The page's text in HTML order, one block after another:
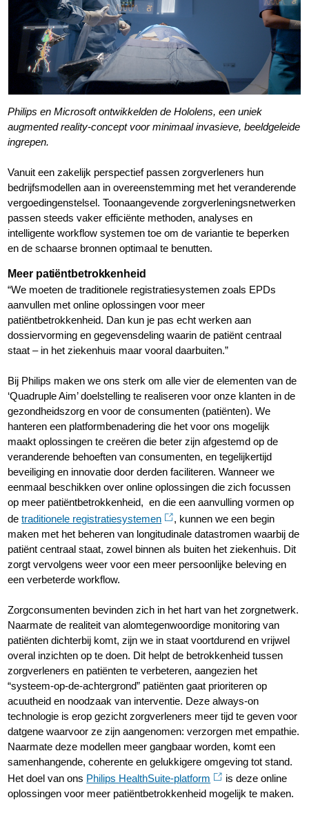
Philips en Microsoft ontwikkelden de Hololens, een uniek
augmented reality-concept voor minimaal invasieve, beeldgeleide
ingrepen.
Vanuit een zakelijk perspectief passen zorgverleners hun
bedrijfsmodellen aan in overeenstemming met het veranderende
vergoedingenstelsel. Toonaangevende zorgverleningsnetwerken
passen steeds vaker efficiënte methoden, analyses en
intelligente workflow systemen toe om de variantie te beperken
en de schaarse bronnen optimaal te benutten.
Meer patiëntbetrokkenheid
“We moeten de traditionele registratiesystemen zoals EPDs
aanvullen met online oplossingen voor meer
patiëntbetrokkenheid. Dan kun je pas echt werken aan
dossiervorming en gegevensdeling waarin de patiënt centraal
staat – in het ziekenhuis maar vooral daarbuiten.”
Bij Philips maken we ons sterk om alle vier de elementen van de
‘Quadruple Aim’ doelstelling te realiseren voor onze klanten in de
gezondheidszorg en voor de consumenten (patiënten). We
hanteren een platformbenadering die het voor ons mogelijk
maakt oplossingen te creëren die beter zijn afgestemd op de
veranderende behoeften van consumenten, en tegelijkertijd
beveiliging en innovatie door derden faciliteren. Wanneer we
eenmaal beschikken over online oplossingen die zich focussen
op meer patiëntbetrokkenheid, en die een aanvulling vormen op
detraditionele registratiesystemen
, kunnen we een begin
maken met het beheren van longitudinale datastromen waarbij de
patiënt centraal staat, zowel binnen als buiten het ziekenhuis. Dit
zorgt vervolgens weer voor een meer persoonlijke beleving en
een verbeterde workflow.
Zorgconsumenten bevinden zich in het hart van het zorgnetwerk.
Naarmate de realiteit van alomtegenwoordige monitoring van
patiënten dichterbij komt, zijn we in staat voortdurend en vrijwel
overal inzichten op te doen. Dit helpt de betrokkenheid tussen
zorgverleners en patiënten te verbeteren, aangezien het
“systeem-op-de-achtergrond” patiënten gaat prioriteren op
acuutheid en noodzaak van interventie. Deze always-on
technologie is erop gezicht zorgverleners meer tijd te geven voor
datgene waarvoor ze zijn aangenomen: verzorgen met empathie.
Naarmate deze modellen meer gangbaar worden, komt een
samenhangende, coherente en gelukkigere omgeving tot stand.
Het doel van ons Philips HealthSuite-platform
is deze online
oplossingen voor meer patiëntbetrokkenheid mogelijk te maken.